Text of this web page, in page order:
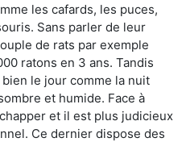
les cafards, les puces,
Sans parler de leur
de rats par exemple
ratons en 3 ans. Tandis
le jour comme la nuit
et humide. Face à
et il est plus judicieux
Ce dernier dispose des